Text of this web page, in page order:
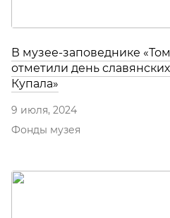
В музее-заповеднике
отметили день
Купала»
9 июля, 2024
Фонды музея